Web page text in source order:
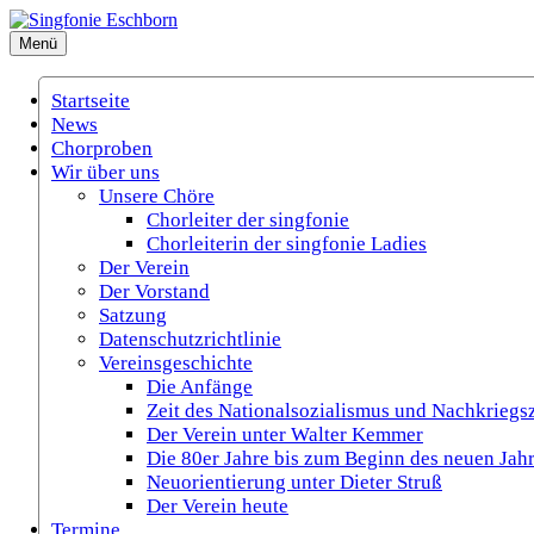
Zum
Inhalt
springen
Singfonie Eschborn
(Gemischter Chor Eschborn e.V.)
Menü
Startseite
News
Chorproben
Wir über uns
Unsere Chöre
Chorleiter der singfonie
Chorleiterin der singfonie Ladies
Der Verein
Der Vorstand
Satzung
Datenschutzrichtlinie
Vereinsgeschichte
Die Anfänge
Zeit des Nationalsozialismus und
Der Verein unter Walter Kemmer
Die 80er Jahre bis zum Beginn des neuen
Neuorientierung unter Dieter Struß
Der Verein heute